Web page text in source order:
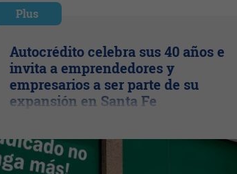
Plus
Autocrédito celebra sus 40 años e
invita a emprendedores y
empresarios a ser parte de su
expansión en Santa Fe